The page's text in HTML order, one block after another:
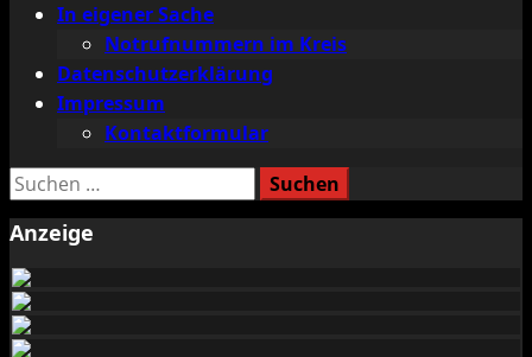
In eigener Sache
Notrufnummern im Kreis
Datenschutzerklärung
Impressum
Kontaktformular
Suchen
Anzeige